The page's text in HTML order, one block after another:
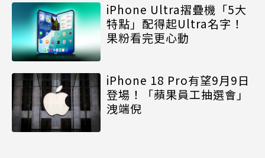
iPhone Ultra摺疊機「5大
特點」配得起Ultra名字！
果粉看完更心動
iPhone 18 Pro有望9月9日
登場！「蘋果員工抽選會」
洩端倪